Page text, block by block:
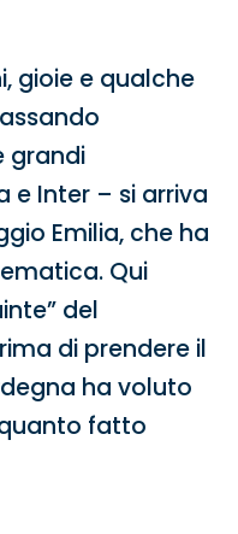
gioie e qualche
grandi
e Inter – si arriva
Emilia, che ha
Qui
del
di prendere il
ha voluto
fatto